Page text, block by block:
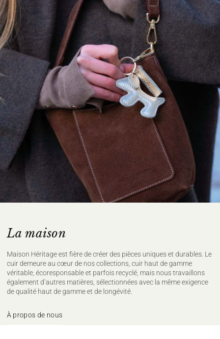
La maison
Maison Héritage est fière de créer des pièces uniques et durables. Le
cuir demeure au cœur de nos collections, cuir haut de gamme
véritable, écoresponsable et parfois recyclé, mais nous travaillons
également d’autres matières, sélectionnées avec la même exigence
de qualité haut de gamme et de longévité.
À propos de nous